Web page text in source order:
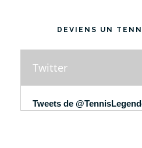
DEVIENS UN
Twitter
Tweets de